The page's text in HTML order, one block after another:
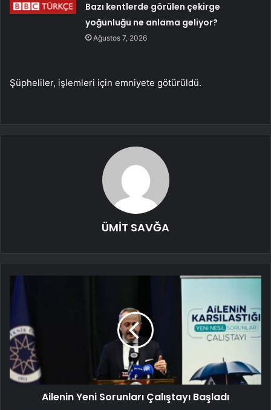
Bazı kentlerde görülen çekirge
yoğunluğu ne anlama geliyor?
Ağustos 7, 2026
Şüpheliler, işlemleri için emniyete götürüldü.
ÜMİT SAVĞA
Ailenin Yeni Sorunları Çalıştayı Başladı